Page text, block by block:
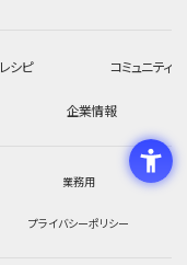
レシピ コミュニティ
企業情報
業務用
プライバシーポリシー